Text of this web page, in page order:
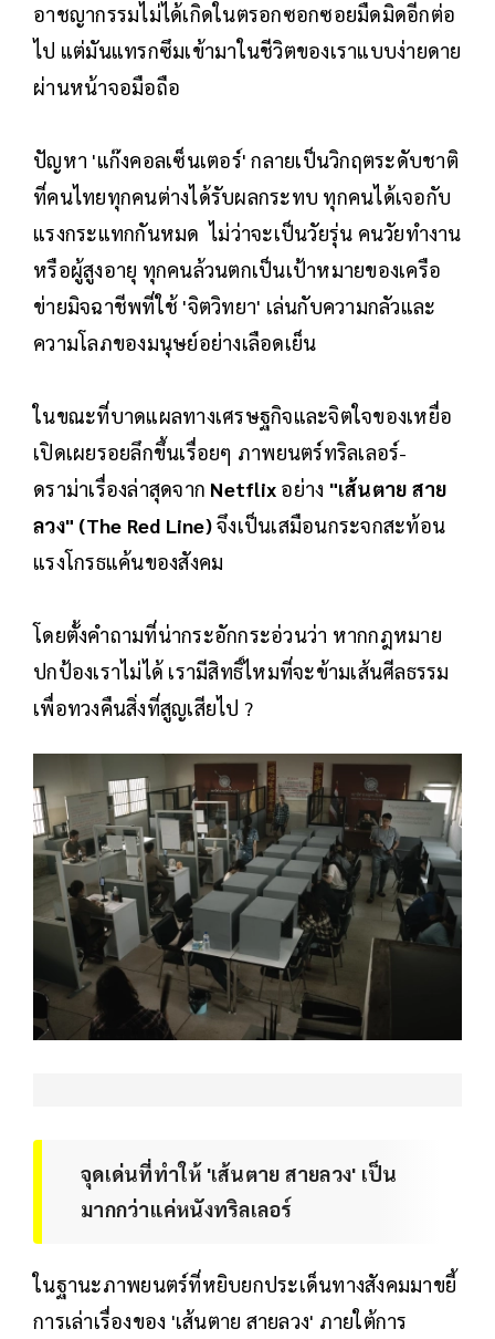
อาชญากรรมไม่ได้เกิดในตรอกซอกซอยมืดมิดอีกต่อ
ไป แต่มันแทรกซึมเข้ามาในชีวิตของเราแบบง่ายดาย
ผ่านหน้าจอมือถือ
ปัญหา 'แก๊งคอลเซ็นเตอร์' กลายเป็นวิกฤตระดับชาติ
ที่คนไทยทุกคนต่างได้รับผลกระทบ ทุกคนได้เจอกับ
แรงกระแทกกันหมด ไม่ว่าจะเป็นวัยรุ่น คนวัยทำงาน
หรือผู้สูงอายุ ทุกคนล้วนตกเป็นเป้าหมายของเครือ
ข่ายมิจฉาชีพที่ใช้ 'จิตวิทยา' เล่นกับความกลัวและ
ความโลภของมนุษย์อย่างเลือดเย็น
ในขณะที่บาดแผลทางเศรษฐกิจและจิตใจของเหยื่อ
เปิดเผยรอยลึกขึ้นเรื่อยๆ ภาพยนตร์ทริลเลอร์-
ดราม่าเรื่องล่าสุดจาก Netflix อย่าง "เส้นตาย สาย
ลวง" (The Red Line)จึงเป็นเสมือนกระจกสะท้อน
แรงโกรธแค้นของสังคม
โดยตั้งคำถามที่น่ากระอักกระอ่วนว่า หากกฎหมาย
ปกป้องเราไม่ได้ เรามีสิทธิ์ไหมที่จะข้ามเส้นศีลธรรม
เพื่อทวงคืนสิ่งที่สูญเสียไป ?
จุดเด่นที่ทำให้ 'เส้นตาย สายลวง' เป็น
มากกว่าแค่หนังทริลเลอร์
ในฐานะภาพยนตร์ที่หยิบยกประเด็นทางสังคมมาขยี้
การเล่าเรื่องของ 'เส้นตาย สายลวง' ภายใต้การ